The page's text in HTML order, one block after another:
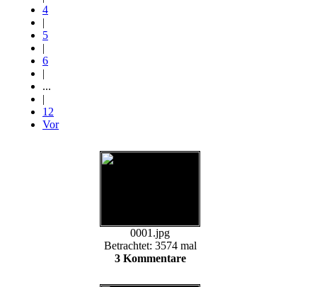
4
|
5
|
6
|
...
|
12
Vor
0001.jpg
Betrachtet: 3574 mal
3 Kommentare